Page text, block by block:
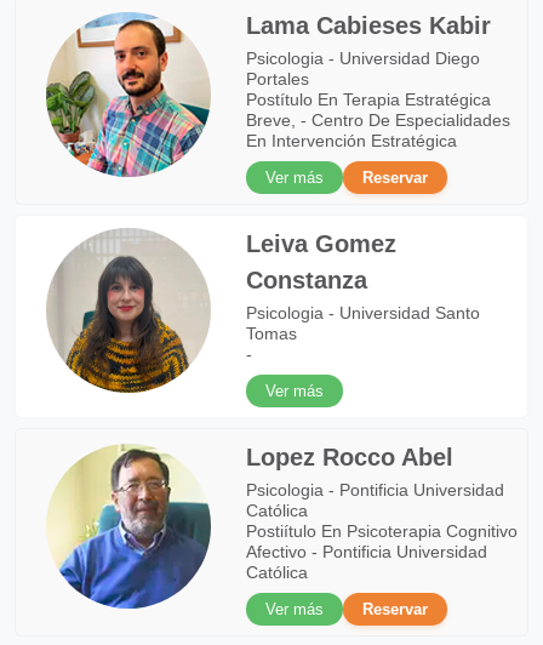
Lama Cabieses Kabir
Psicologia - Universidad Diego
Portales
Postítulo En Terapia Estratégica
Breve, - Centro De Especialidades
En Intervención Estratégica
Ver más
Reservar
Leiva Gomez
Constanza
Psicologia - Universidad Santo
Tomas
-
Ver más
Lopez Rocco Abel
Psicologia - Pontificia Universidad
Católica
Postiítulo En Psicoterapia Cognitivo
Afectivo - Pontificia Universidad
Católica
Ver más
Reservar